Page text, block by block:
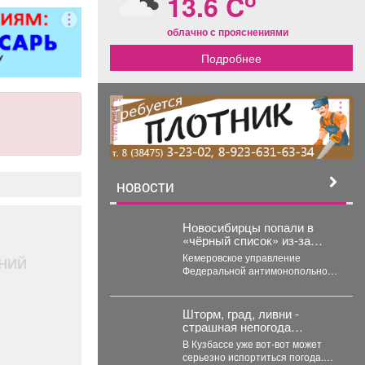
номеров
-Смена
белья и
личной
мини-
облачно с прояснениями
Подробнее
реклама
НОВОСТИ
Новосибирцы попали в
«чёрный список» из‑за
срыва ремонта дорог
Прокопьевска
Кемеровское управление
Федеральной антимонопольной
компанию ООО «Сибдорстрой» в
реестр недобросовестных
поставщиков. Речь...
Шторм, град, ливни -
страшная непогода
надвигается на Кузбасс
В Кузбассе уже вот-вот может
серьезно испортиться погода.